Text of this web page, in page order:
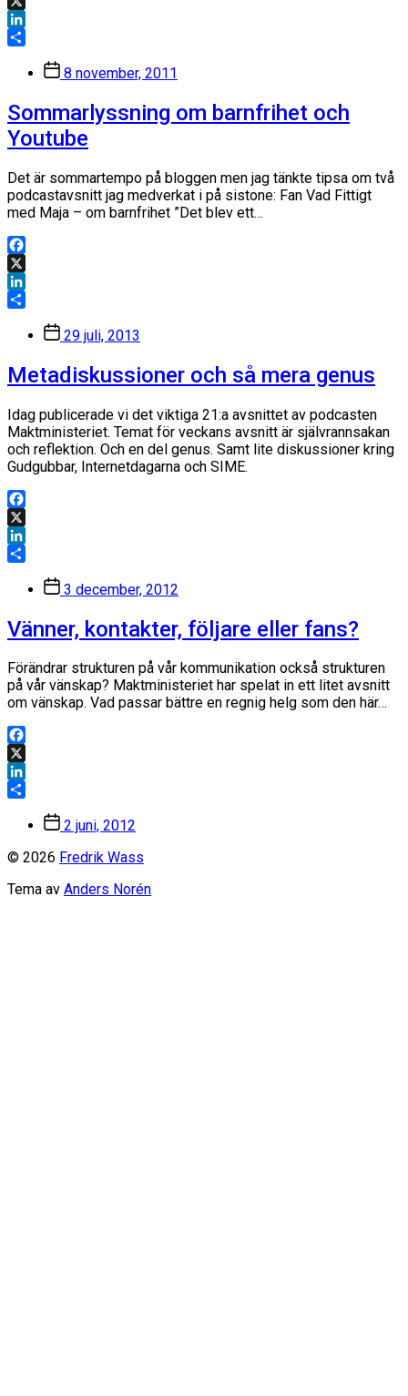
X
LinkedIn
Inläggsdatum
8 november, 2011
Sommarlyssning om barnfrihet och
Youtube
Det är sommartempo på bloggen men jag tänkte tipsa om två
podcastavsnitt jag medverkat i på sistone: Fan Vad Fittigt
med Maja – om barnfrihet ”Det blev ett…
Facebook
X
LinkedIn
Inläggsdatum
29 juli, 2013
Metadiskussioner och så mera genus
Idag publicerade vi det viktiga 21:a avsnittet av podcasten
Maktministeriet. Temat för veckans avsnitt är självrannsakan
och reflektion. Och en del genus. Samt lite diskussioner kring
Gudgubbar, Internetdagarna och SIME.
Facebook
X
LinkedIn
Inläggsdatum
3 december, 2012
Vänner, kontakter, följare eller fans?
Förändrar strukturen på vår kommunikation också strukturen
på vår vänskap? Maktministeriet har spelat in ett litet avsnitt
om vänskap. Vad passar bättre en regnig helg som den här…
Facebook
X
LinkedIn
Inläggsdatum
2 juni, 2012
© 2026 Fredrik Wass
Tema av Anders Norén